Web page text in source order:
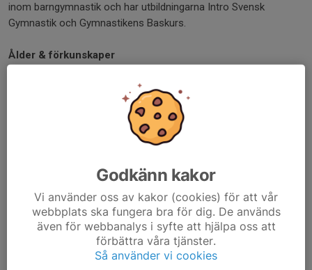
inom barngymnastik och har utbildningarna Intro Svensk
Gymnastik och Gymnastikens Baskurs.
Ålder & förkunskaper
Gymnasterna gympar själva utan vårdnadshavare i
hallen. Vårdnadshavare kan exempelvis träna i GYMMIX
utanför hallen eller åka iväg en stund. Ledarna har
telefonnummer till alla vårdnadshavare och ringer om det skulle
uppstå något.
Träningstillfällen
Vi tränar 15 veckor, 1 gång/veckan, 90 minuter/tillfälle. Vid ev.
inställda träningar förlängs terminen.
Godkänn kakor
Vi använder oss av kakor (cookies) för att vår
webbplats ska fungera bra för dig. De används
även för webbanalys i syfte att hjälpa oss att
förbättra våra tjänster.
Så använder vi cookies